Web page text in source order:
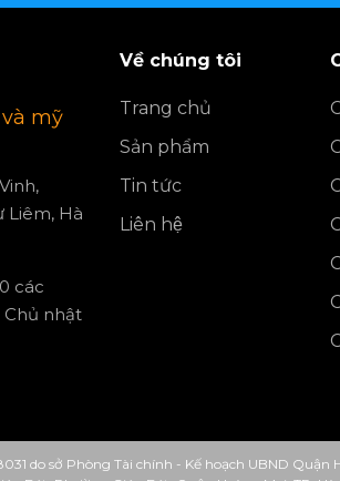
mỹ
Liêm, Hà
các
Chủ nhật
Về chúng tôi
Trang chủ
Sản phẩm
Tin tức
Liên hệ
do sở Phòng Tài chính - Kế hoạch UBND